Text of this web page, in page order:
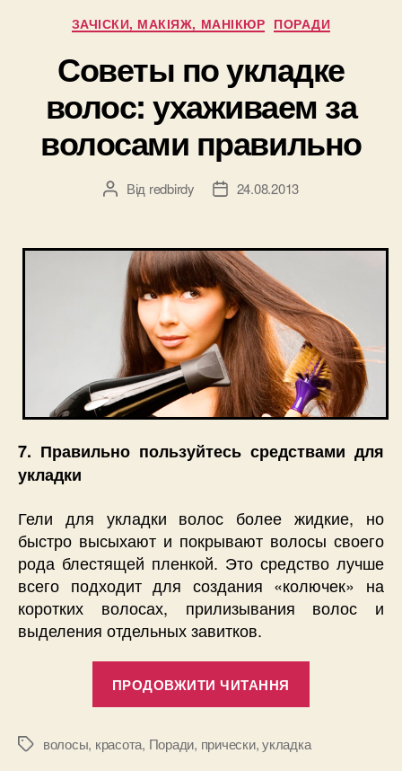
Категорії
ЗАЧІСКИ, МАКІЯЖ, МАНІКЮР ПОРАДИ
Советы по укладке
волос: ухаживаем за
волосами правильно
Автор
Від redbirdy
Дата24.08.2013
7. Правильно пользуйтесь средствами для
укладки
Гели для укладки волос более жидкие, но
быстро высыхают и покрывают волосы своего
рода блестящей пленкой. Это средство лучше
всего подходит для создания «колючек» на
коротких волосах, прилизывания волос и
выделения отдельных завитков.
ПРОДОВЖИТИ ЧИТАННЯ
волос:
Позначки
волосы, красота, Поради, прически,укладка